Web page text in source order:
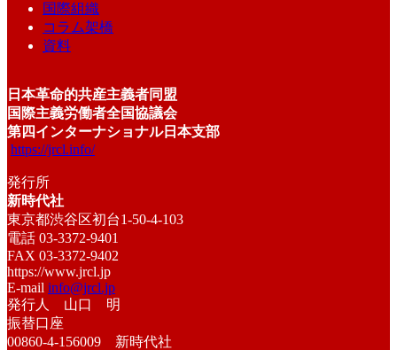
国際組織
コラム架橋
資料
日本革命的共産主義者同盟
国際主義労働者全国協議会
第四インターナショナル日本支部
https://jrcl.info/
発行所
新時代社
東京都渋谷区初台1-50-4-103
電話 03-3372-9401
FAX 03-3372-9402
https://www.jrcl.jp
E-mail info@jrcl.jp
発行人 山口 明
振替口座
00860-4-156009 新時代社